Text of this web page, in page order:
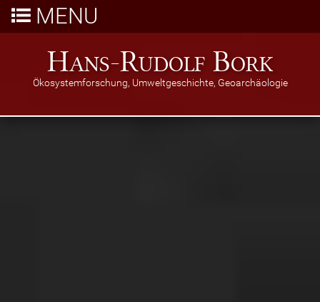
MENU
Hans-Rudolf Bork
Ökosystemforschung, Umweltgeschichte, Geoarchäologie